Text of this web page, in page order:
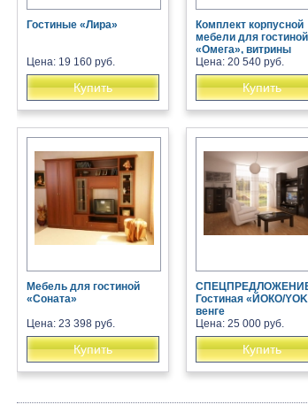
Гостиные «Лира»
Цена: 19 160 руб.
Купить
Комплект корпусной
мебели для гостиной
«Омега», витрины
Цена: 20 540 руб.
Купить
Мебель для гостиной
«Соната»
Цена: 23 398 руб.
Купить
Гостиная «ЙОКО/
венге
Цена: 25 000 руб.
Купить